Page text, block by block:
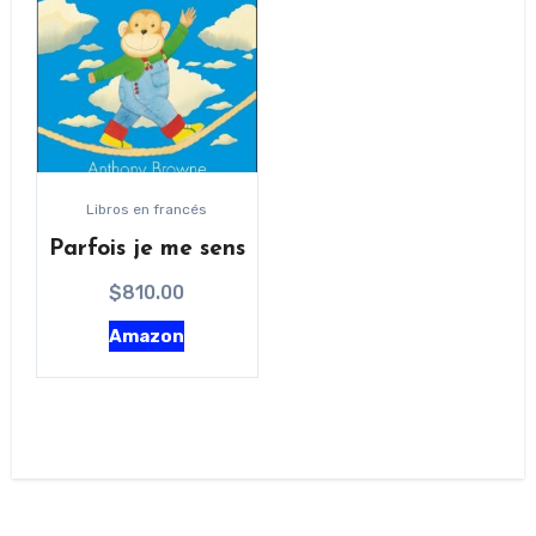
Libros en francés
Parfois je me sens
$810.00
Amazon